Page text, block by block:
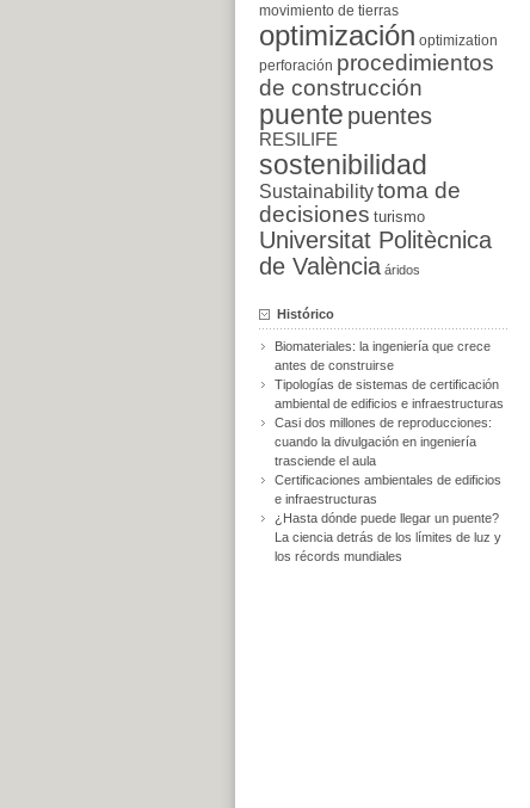
movimiento de tierras
optimización optimization
perforación procedimientos
de construcción
puente puentes
RESILIFE
sostenibilidad
Sustainabilitytoma de
decisiones turismo
Universitat Politècnica
de València áridos
Histórico
Biomateriales: la ingeniería que crece
antes de construirse
Tipologías de sistemas de certificación
ambiental de edificios e infraestructuras
Casi dos millones de reproducciones:
cuando la divulgación en ingeniería
trasciende el aula
Certificaciones ambientales de edificios
e infraestructuras
¿Hasta dónde puede llegar un puente?
La ciencia detrás de los límites de luz y
los récords mundiales